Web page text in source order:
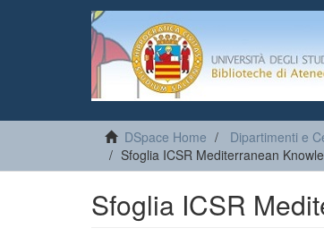
DSpace Home Dipartimenti e
Sfoglia ICSR Mediterranean
Sfoglia ICSR